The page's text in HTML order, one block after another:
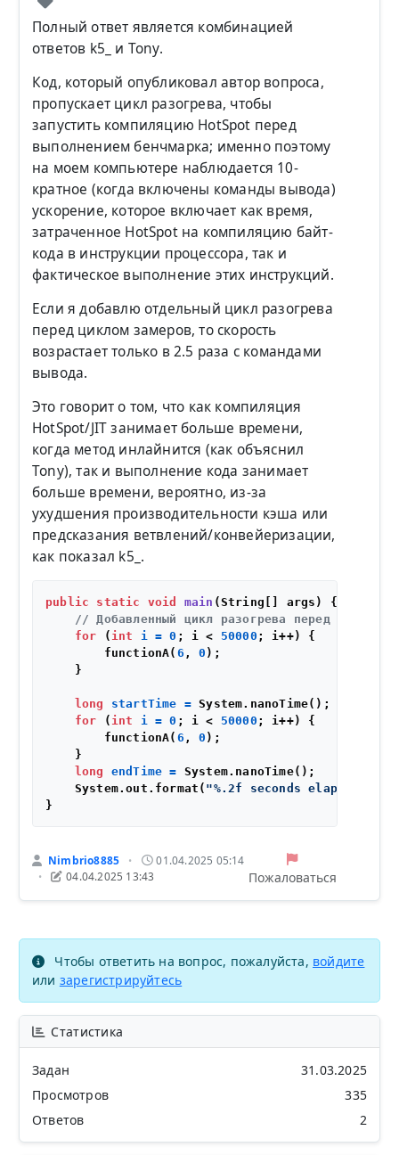
Полный ответ является комбинацией
ответов k5_ и Tony.
Код, который опубликовал автор вопроса,
пропускает цикл разогрева, чтобы
запустить компиляцию HotSpot перед
выполнением бенчмарка; именно поэтому
на моем компьютере наблюдается 10-
кратное (когда включены команды вывода)
ускорение, которое включает как время,
затраченное HotSpot на компиляцию байт-
кода в инструкции процессора, так и
фактическое выполнение этих инструкций.
Если я добавлю отдельный цикл разогрева
перед циклом замеров, то скорость
возрастает только в 2.5 раза с командами
вывода.
Это говорит о том, что как компиляция
HotSpot/JIT занимает больше времени,
когда метод инлайнится (как объяснил
Tony), так и выполнение кода занимает
больше времени, вероятно, из-за
ухудшения производительности кэша или
предсказания ветвлений/конвейеризации,
как показал k5_.
public static void main (String[] args)
{
// Добавленный цикл разогрева перед циклом
for ( int i = 0 ; i < 50000 ; i++) {
        functionA(
6 , 0 );
    }
long startTime = System.nanoTime();
for ( int i = 0 ; i < 50000 ; i++) {
        functionA(
6 , 0 );
    }
long
endTime = System.nanoTime();
    System.out.format(
"%.2f seconds elapsed.\n"
Nimbrio8885 • 01.04.2025 05:14
• 04.04.2025 13:43 Пожаловаться
Чтобы ответить на вопрос, пожалуйста, войдите
или зарегистрируйтесь
Статистика
Задан
31.03.2025
Просмотров
335
Ответов
2